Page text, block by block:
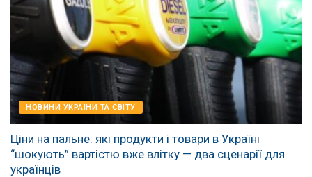
НОВИНИ УКРАЇНИ ТА СВІТУ
Ціни на пальне: які продукти і товари в Україні
“шокують” вартістю вже влітку — два сценарії для
українців